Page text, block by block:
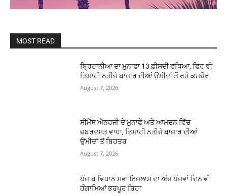
MOST READ
ਬ੍ਰਿਟਾਨੀਆ ਦਾ ਮੁਨਾਫਾ 13 ਫ਼ੀਸਦੀ ਵਧਿਆ, ਫਿਰ ਵੀ
ਤਿਮਾਹੀ ਨਤੀਜੇ ਬਾਜ਼ਾਰ ਦੀਆਂ ਉਮੀਦਾਂ ਤੋਂ ਰਹੇ ਕਮਜ਼ੋਰ
August 7, 2026
ਸੀਮੈਂਸ ਐਨਰਜੀ ਦੇ ਮੁਨਾਫੇ ਅਤੇ ਆਮਦਨ ਵਿੱਚ
ਜ਼ਬਰਦਸਤ ਵਾਧਾ, ਤਿਮਾਹੀ ਨਤੀਜੇ ਬਾਜ਼ਾਰ ਦੀਆਂ
ਉਮੀਦਾਂ ਤੋਂ ਬਿਹਤਰ
August 7, 2026
ਪੰਜਾਬ ਵਿਧਾਨ ਸਭਾ ਇਜਲਾਸ ਦਾ ਅੱਜ ਪੰਜਵਾਂ ਦਿਨ ਵੀ
ਹੰਗਾਮਿਆਂ ਭਰਪੂਰ ਰਿਹਾ